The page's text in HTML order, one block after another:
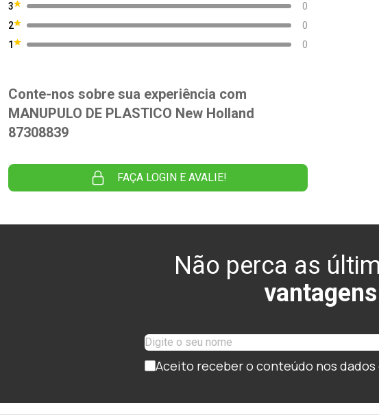
3
0
2
0
1
0
Conte-nos sobre sua experiência com
MANUPULO DE PLASTICO New Holland
87308839
FAÇA LOGIN E AVALIE!
Não perca as
Aceito receber o conteúdo nos